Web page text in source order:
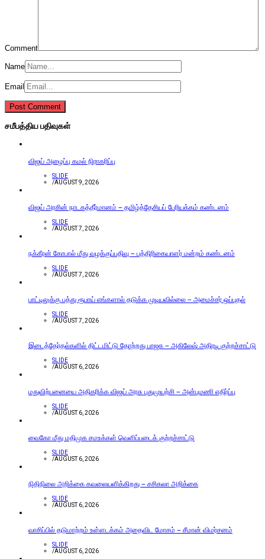
Comment
Name
Email
சமீபத்திய பதிவுகள்
விஜய் அழைப்பு கமல் நிராகரிப்பு
SLIDE
/AUGUST 9, 2026
விஜய் அரசின் நாடகத்தீர்மானம் – தமிழ்த்தேசியப் பேரியக்கம் கண்டனம்
SLIDE
/AUGUST 7, 2026
நக்கீரன் கோபால் மீது வழக்குப்பதிவு – பத்திரிகையாளர் மன்றம் கண்டனம்
SLIDE
/AUGUST 7, 2026
பாட்டிலுக்கு பத்து ரூபாய் எங்களால் தடுக்க முடியவில்லை – அமைச்சர் ஒப்புதல்
SLIDE
/AUGUST 7, 2026
இடைத்தேர்தல்களில் திட்டமிட்டு தோற்றது பாஜக – அகிலேஷ் அதிரடி குற்றச்சாட்டு
SLIDE
/AUGUST 6, 2026
மதுவிற்பனையை அதிகரிக்க விஜய் அரசு புதுமுயற்சி – அன்புமணி எதிர்ப்பு
SLIDE
/AUGUST 6, 2026
வைகோ மீது மதிமுக சமஉக்கள் வெளிப்படைக் குற்றச்சாட்டு
SLIDE
/AUGUST 6, 2026
நிதிநிலை அறிக்கை கவலையளிக்கிறது – சசிகலா அறிக்கை
SLIDE
/AUGUST 6, 2026
வாசிப்பில் தடுமாற்றம் உள்ளடக்கம் அதைவிட மோசம் – சீமான் விமர்சனம்
SLIDE
/AUGUST 6, 2026